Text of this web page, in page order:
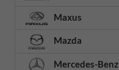
Maxus
Mazda
Mercedes-Benz